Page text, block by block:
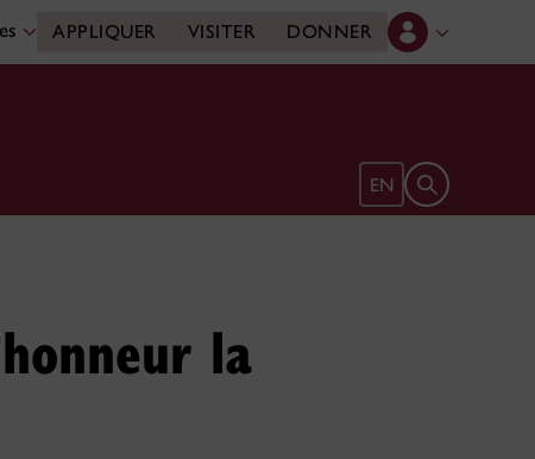
APPLIQUER VISITER DONNER
EN Ouvrir le
la